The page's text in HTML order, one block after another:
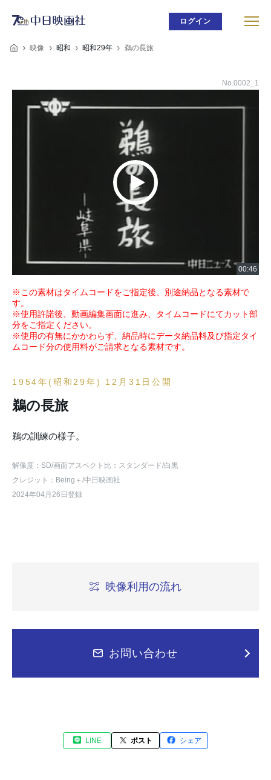
ログイン
映像 昭和 昭和29年 鵜の長旅
No.0002_1
※この素材はタイムコードをご指定後、別途納品となる素材で
す。
※使用許諾後、動画編集画面に進み、タイムコードにてカット部
分をご指定ください。
※使用の有無にかかわらず、納品時にデータ納品料及び指定タイ
ムコード分の使用料がご請求となる素材です。
1954年(昭和29年) 12月31日公開
鵜の長旅
鵜の訓練の様子。
解像度：SD/画面アスペクト比：スタンダード/白黒
クレジット：Being＋/中日映画社
2024年04月26日登録
映像利用の流れ
お問い合わせ
LINE ポスト シェア